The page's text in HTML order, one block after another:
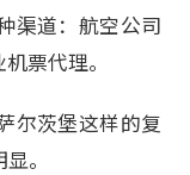
渠道：航空公司
票代理。
尔茨堡这样的复
。